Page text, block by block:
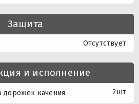
Защита
Отсутствует
и исполнение
дорожек качения 2шт